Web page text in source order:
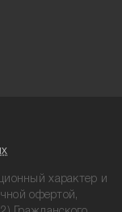
характер и
офертой,